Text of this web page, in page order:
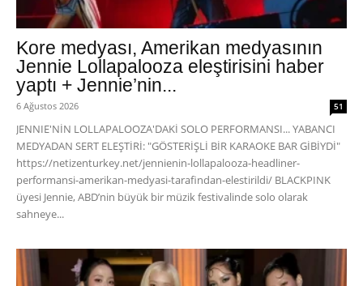
Kore medyası, Amerikan medyasının
Jennie Lollapalooza eleştirisini haber
yaptı + Jennie’nin...
6 Ağustos 2026 51
JENNIE'NİN LOLLAPALOOZA'DAKİ SOLO PERFORMANSI... YABANCI
MEDYADAN SERT ELEŞTİRİ: "GÖSTERİŞLİ BİR KARAOKE BAR GİBİYDİ"
https://netizenturkey.net/jennienin-lollapalooza-headliner-
performansi-amerikan-medyasi-tarafindan-elestirildi/ BLACKPINK
üyesi Jennie, ABD’nin büyük bir müzik festivalinde solo olarak
sahneye...